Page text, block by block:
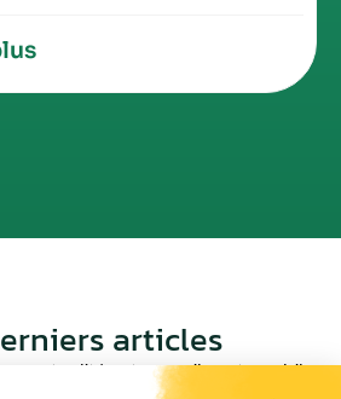
articles
actualités et conseils automobiles